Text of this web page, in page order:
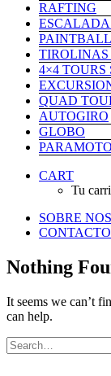
RAFTING
ESCALADA
PAINTBALL
TIROLINAS
4×4 TOURS
QUAD
AUTOGIRO
GLOBO
CART
Tu
SOBRE
CONTACTO
Nothing
It seems we can’t
can help.